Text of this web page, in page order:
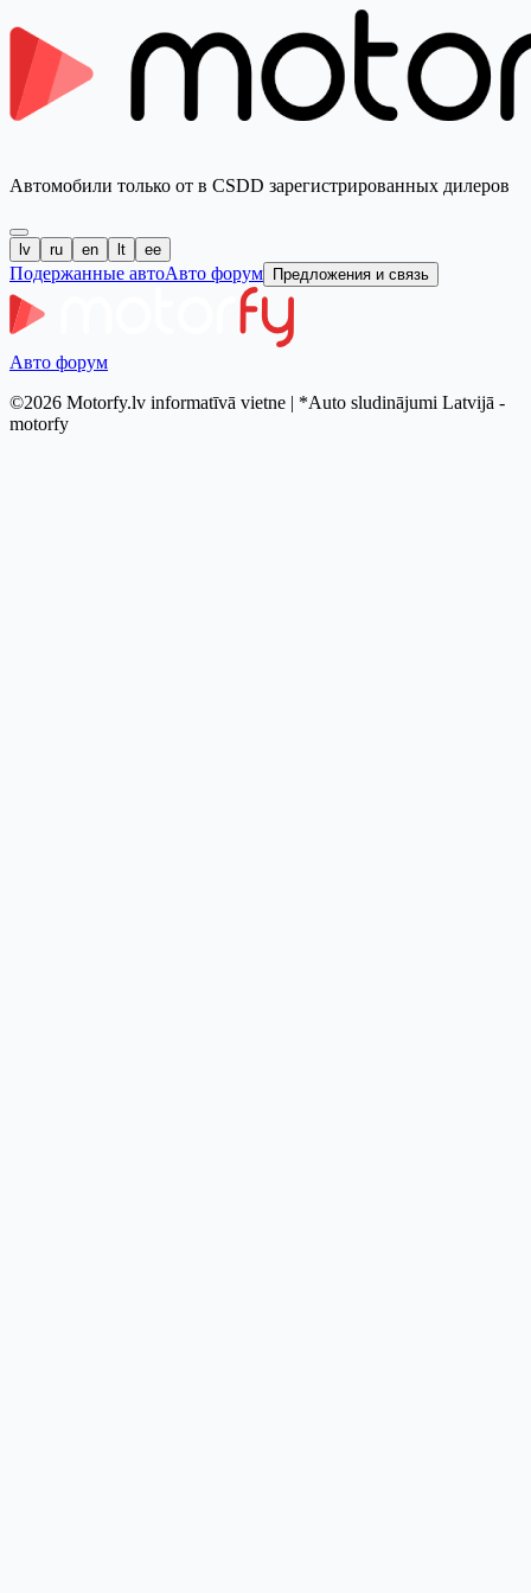
Автомобили только от в CSDD зарегистрированных дилеров
lv ru en lt ee
Подержанные автоАвто форум Предложения и связь
Авто форум
©2026 Motorfy.lv informatīvā vietne | *Auto sludinājumi Latvijā -
motorfy